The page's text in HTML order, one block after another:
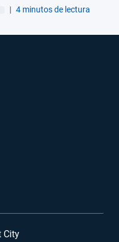
| 4 minutos de lectura
ventana
City